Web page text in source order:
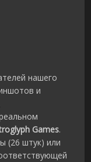
нашего
и
Games.
(26 штук) или